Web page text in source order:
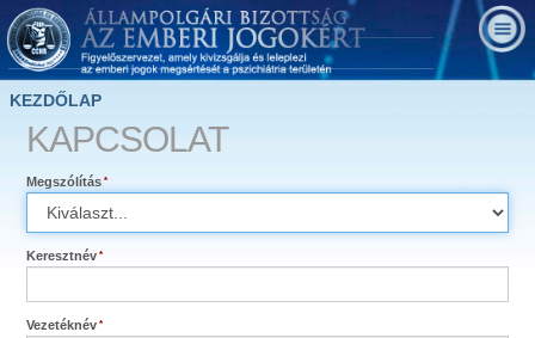
KEZDŐLAP
KAPCSOLAT
Megszólítás
Keresztnév
Vezetéknév